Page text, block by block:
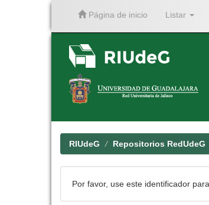
Página de inicio Listar
RIUdeG Repositorios RedUdeG
Por favor, use este identificador